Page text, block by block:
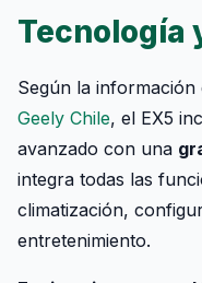
Tecnología
Según la información
Geely Chile, el EX5
avanzado con una
integra todas las
climatización,
entretenimiento.